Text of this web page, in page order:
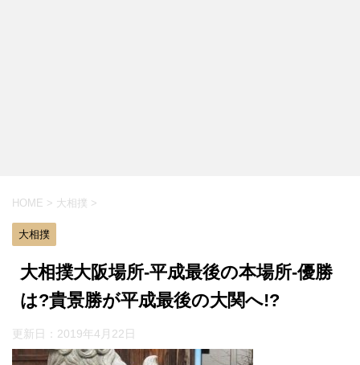
HOME > 大相撲 >
大相撲
大相撲大阪場所-平成最後の本場所-優勝
は?貴景勝が平成最後の大関へ!?
更新日： 2019年4月22日